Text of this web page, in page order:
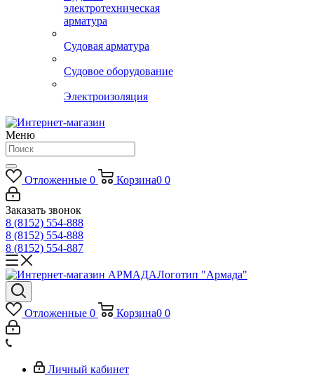
электротехническая
арматура
Судовая арматура
Судовое оборудование
Электроизоляция
Меню
Отложенные 0 Корзина0 0
Заказать звонок
8 (8152) 554-888
8 (8152) 554-888
8 (8152) 554-887
Логотип "Армада"
Отложенные 0 Корзина0 0
Личный кабинет